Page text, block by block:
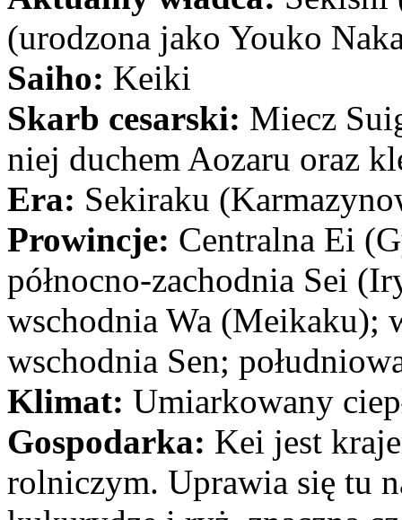
(urodzona jako Youko
Saiho: Keiki
Skarb cesarski: Miecz
niej duchem Aozaru oraz
Era: Sekiraku
Prowincje: Centralna Ei
północno-zachodnia Sei
wschodnia Wa (Meikaku);
wschodnia Sen;
Klimat: Umiarkowany
Gospodarka: Kei jest
rolniczym. Uprawia się tu